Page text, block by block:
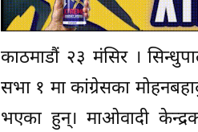
काठमाडौं २३ मंसिर ।
सभा १ मा कांग्रेसका
भएका हुन्। माओवादी